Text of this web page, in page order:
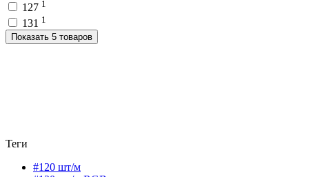
127 1
131 1
Показать 5 товаров
Теги
#120 шт/м